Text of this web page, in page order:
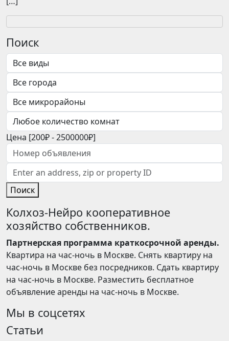
Поиск
Цена [200₽-2500000₽]
Поиск
Колхоз-Нейро кооперативное
хозяйство собственников.
Партнерская программа краткосрочной аренды.
Квартира на час-ночь в Москве. Снять квартиру на
час-ночь в Москве без посредников. Сдать квартиру
на час-ночь в Москве. Разместить бесплатное
объявление аренды на час-ночь в Москве.
Мы в соцсетях
Статьи